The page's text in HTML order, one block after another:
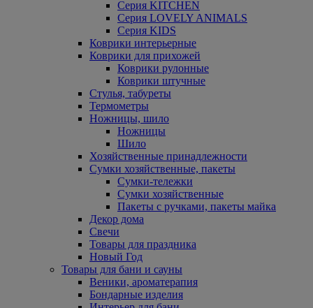
Серия KITCHEN
Серия LOVELY ANIMALS
Серия KIDS
Коврики интерьерные
Коврики для прихожей
Коврики рулонные
Коврики штучные
Стулья, табуреты
Термометры
Ножницы, шило
Ножницы
Шило
Хозяйственные принадлежности
Сумки хозяйственные, пакеты
Сумки-тележки
Сумки хозяйственные
Пакеты с ручками, пакеты майка
Декор дома
Свечи
Товары для праздника
Новый Год
Товары для бани и сауны
Веники, ароматерапия
Бондарные изделия